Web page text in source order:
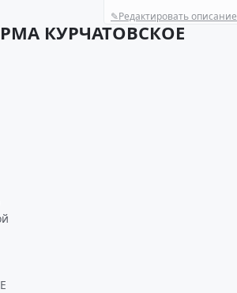
✎Редактировать описание
КУРЧАТОВСКОЕ